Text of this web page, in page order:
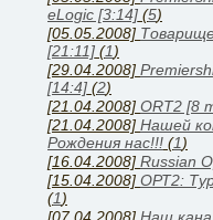
eLogic [3:14] (5)
[05.05.2008]
[21:11] (1)
[29.04.2008]
[14:4] (2)
[21.04.2008] ORT2 [8
[21.04.2008] Нашей
Рождения нас!!! (1)
[16.04.2008] Russian
[15.04.2008] ОРТ2:
(1)